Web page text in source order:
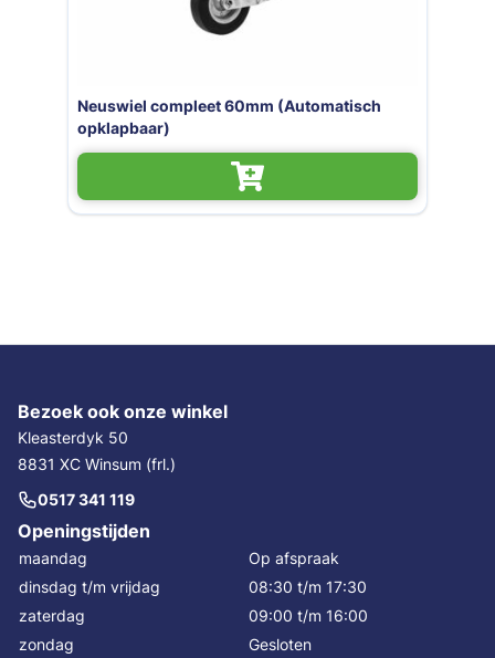
Neuswiel compleet 60mm (Automatisch
opklapbaar)
Bezoek ook onze winkel
Kleasterdyk 50
8831 XC Winsum (frl.)
0517 341 119
Openingstijden
maandag
Op afspraak
dinsdag t/m vrijdag
08:30 t/m 17:30
zaterdag
09:00 t/m 16:00
zondag
Gesloten